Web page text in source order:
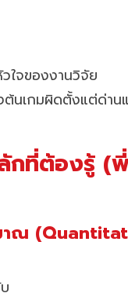
ใจของงานวิจัย
นเกมผิดตั้งแต่ด่าน
กที่ต้องรู้ (พี่
าณ